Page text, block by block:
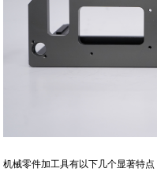
机械零件加工具有以下几个显著特点